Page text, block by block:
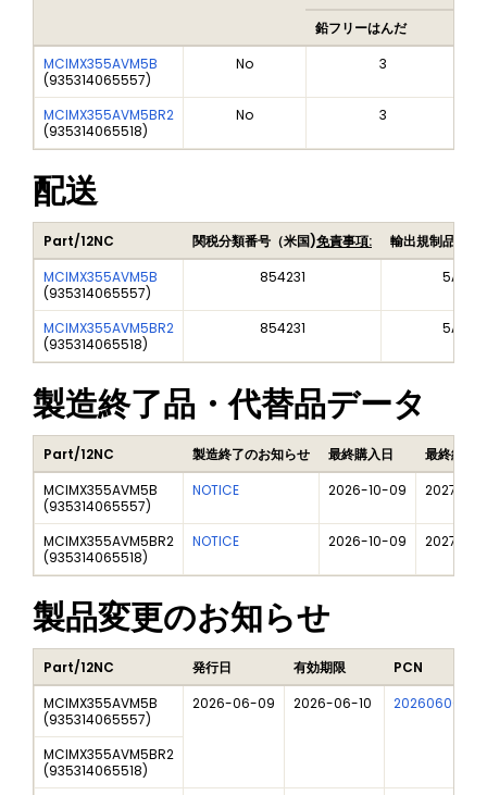
鉛フリーはんだ
MCIMX355AVM5B
(935314065557)
No 3
MCIMX355AVM5BR2
(935314065518)
No 3
配送
Part/12NC 関税分類番号（米国)免責事項:
輸出規制品目番
MCIMX355AVM5B
(935314065557)
854231
MCIMX355AVM5BR2
(935314065518)
854231
製造終了品・代替品データ
Part/12NC 製造終了のお知らせ 最終購入日
最終納品
MCIMX355AVM5B
(935314065557)
NOTICE 2026-10-09 2027-
MCIMX355AVM5BR2
(935314065518)
NOTICE 2026-10-09 2027-
製品変更のお知らせ
Part/12NC 発行日 有効期限
PCN
MCIMX355AVM5B
(935314065557)
2026-06-09 2026-06-10 202606009DN
MCIMX355AVM5BR2
(935314065518)